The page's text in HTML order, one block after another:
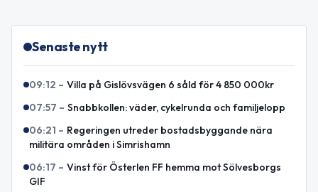
Senaste nytt
09:12 – Villa på Gislövsvägen 6 såld för 4 850 000kr
07:57 – Snabbkollen: väder, cykelrunda och familjelopp
06:21 – Regeringen utreder bostadsbyggande nära
militära områden i Simrishamn
06:17 – Vinst för Österlen FF hemma mot Sölvesborgs
GIF